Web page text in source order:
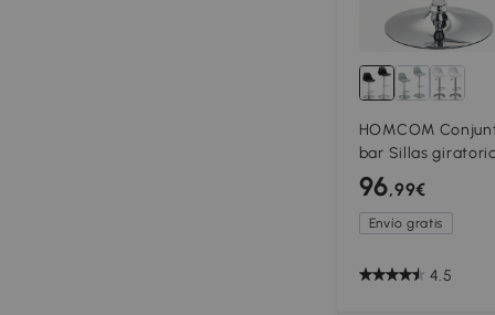
HOMCOM
bar Sillas
ajustables en
kg
96,99€
Envío gratis
4.5